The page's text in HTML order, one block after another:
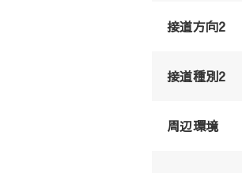
接道方向2
接道種別2
周辺環境